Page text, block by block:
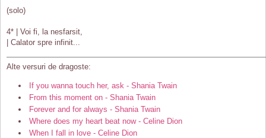
(solo)
4* | Voi fi, la nesfarsit,
| Calator spre infinit...
Alte versuri de dragoste:
If you wanna touch her, ask - Shania Twain
From this moment on - Shania Twain
Forever and for always - Shania Twain
Where does my heart beat now - Celine Dion
When I fall in love - Celine Dion